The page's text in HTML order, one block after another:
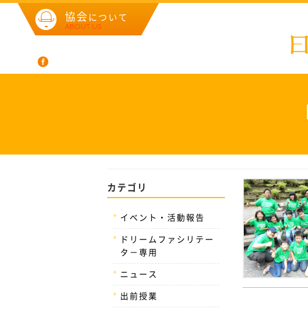
協会 について
ABOUT US
カテゴリ
イベント・活動報告
ドリームファシリテー
タ－専用
ニュース
出前授業